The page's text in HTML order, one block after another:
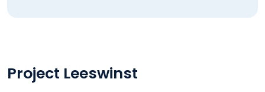
Project Leeswinst